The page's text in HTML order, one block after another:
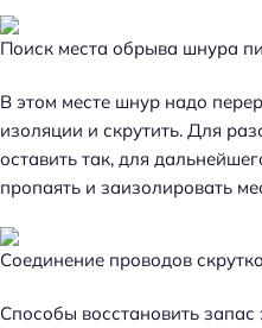
Поиск места обрыва шнура
В этом месте шнур надо
изоляции и скрутить. Для
оставить так, для
пропаять и заизолировать
Соединение проводов
Способы восстановить